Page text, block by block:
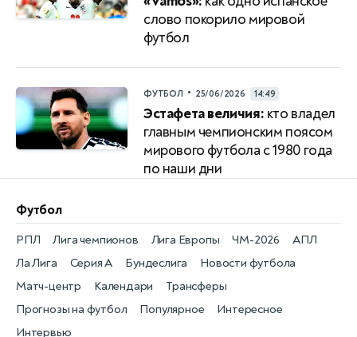
слово покорило мировой
футбол
ФУТБОЛ • 25/06/2026 14:49
Эстафета величия: кто владел
главным чемпионским поясом
мирового футбола с 1980 года
по наши дни
Футбол
Новости футбола
РПЛ
Матч-центр
Лига чемпионов
Календари
Лига Европы
Трансферы
ЧМ-2026
Прогнозы на футбол
АПЛ
Популярное
Ла Лига
Интересное
Серия А
Интервью
Бундеслига